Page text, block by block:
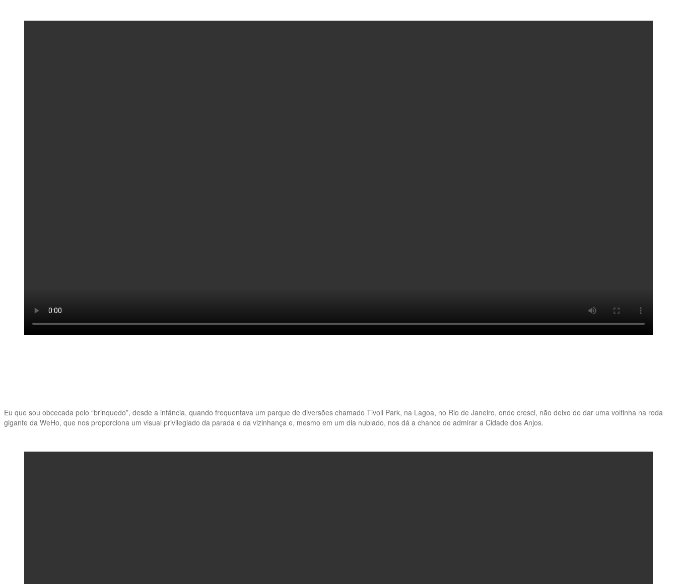
Eu que sou obcecada pelo “brinquedo”, desde a infância, quando frequentava um parque de diversões chamado Tivoli Park, na Lagoa, no Rio de Janeiro, onde cresci, não deixo de dar uma voltinha na roda
gigante da WeHo, que nos proporciona um visual privilegiado da parada e da vizinhança e, mesmo em um dia nublado, nos dá a chance de admirar a Cidade dos Anjos.